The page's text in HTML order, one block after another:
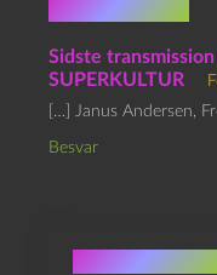
1 kommentar
Sidste
SUPERKULTUR
[…] Janus Andersen,
Besvar
Skriv et